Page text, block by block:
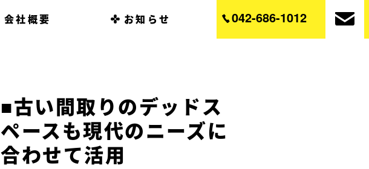
会社概要 お知らせ 042-686-1012
■古い間取りのデッドス
ペースも現代のニーズに
合わせて活用